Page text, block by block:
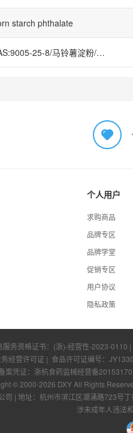
starch phthalate
CAS:9005-25-8/马铃薯淀粉/Starch from potato
个人用户
求购商品
品牌专区
品牌学堂
促销专区
用户协议
隐私政策
务资格证书： (浙)-经营性-2023-0110 |
经营许可证 | 食品许可证编号：
案凭证：浙杭食药监械经营备
© 2000-2026 DXY All Rights
司 | 地址：杭州市滨江区潮涌路723号
涉未成年人违法